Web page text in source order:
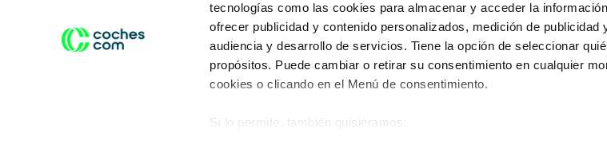
tecnologías como las cookies para almacenar y acceder la
ofrecer publicidad y contenido personalizados, medición de publicidad
audiencia y desarrollo de servicios. Tiene la opción de seleccionar
propósitos. Puede cambiar o retirar su consentimiento en cualquier
cookies o clicando en el Menú de consentimiento.
Si lo permite, también quisiéramos:
Conduce tu futuro,
desata tu movilidad